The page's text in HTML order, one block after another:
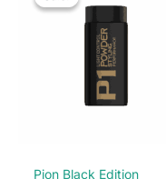
Pion Black Edition